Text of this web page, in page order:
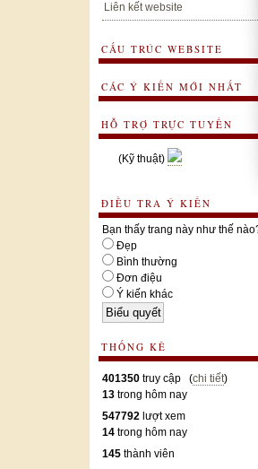
Liên kết website
CẤU TRÚC WEBSITE
CÁC Ý KIẾN MỚI NHẤT
HỖ TRỢ TRỰC TUYẾN
(Kỹ thuật)
ĐIỀU TRA Ý KIẾN
Bạn thấy trang này như thế
Đẹp
Bình thường
Đơn điệu
Ý kiến khác
THỐNG KÊ
401350 truy cập (chi tiết)
13 trong hôm nay
547792 lượt xem
14 trong hôm nay
145 thành viên